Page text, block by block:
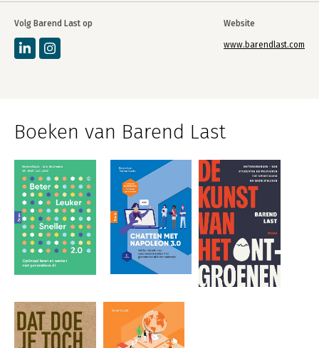
Volg Barend Last op Website
www.barendlast.com
Boeken van Barend Last